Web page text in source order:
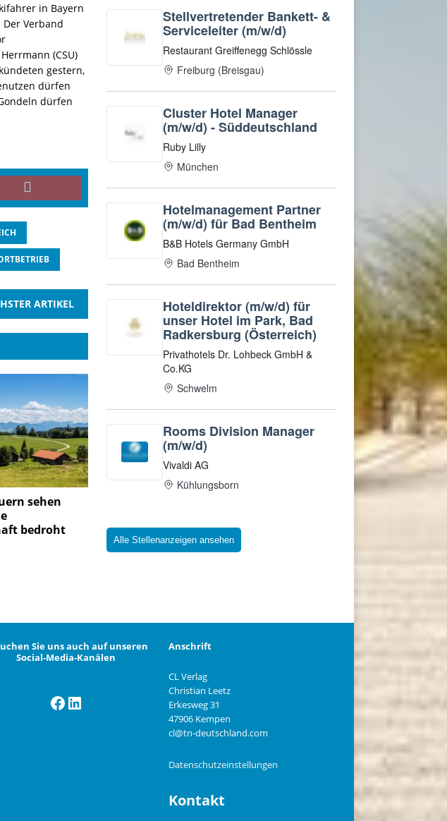
in Bayern
Verband
(CSU)
gestern,
dürfen
dürfen
ARTIKEL
sehen
bedroht
Alle Stellenanzeigen ansehen
Sie uns auch auf unseren
Social-Media-Kanälen
Facebook
LinkedIn
Anschrift
CL Verlag
Christian Leetz
Erkesweg 31
47906 Kempen
cl@tn-deutschland.com
Datenschutzeinstellungen
Kontakt